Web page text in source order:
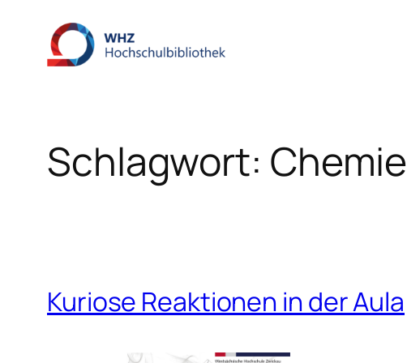
springen
Schlagwort: Chemie
Kuriose Reaktionen in der Aula